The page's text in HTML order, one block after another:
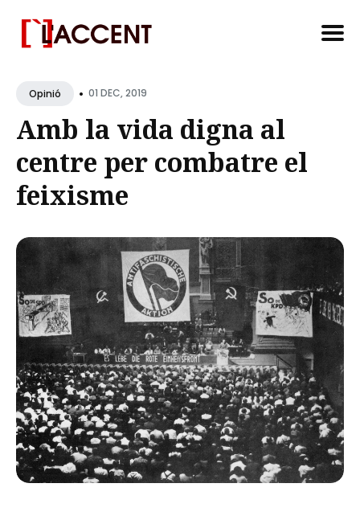
forOpinió • 01 DEC, 2019
Amb la vida digna al
centre per combatre el
feixisme